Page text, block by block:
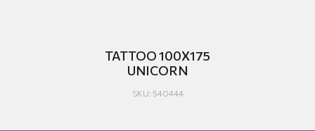
TATTOO 100Χ175
UNICORN
SKU: 540444